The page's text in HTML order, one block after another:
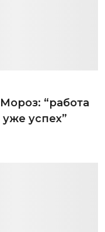
“работа
успех”